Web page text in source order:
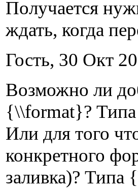
Получается
ждать, когда
Гость, 30 Окт
Возможно ли
{\\format}? Типа
Или для того
конкретного
заливка)? Типа